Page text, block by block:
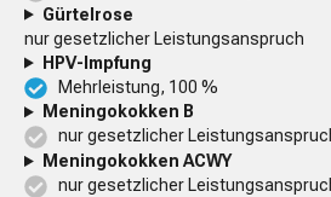
Gürtelrose
nur gesetzlicher Leistungsanspruch
HPV-Impfung
Mehrleistung, 100 %
Meningokokken B
nur gesetzlicher
Meningokokken ACWY
nur gesetzlicher